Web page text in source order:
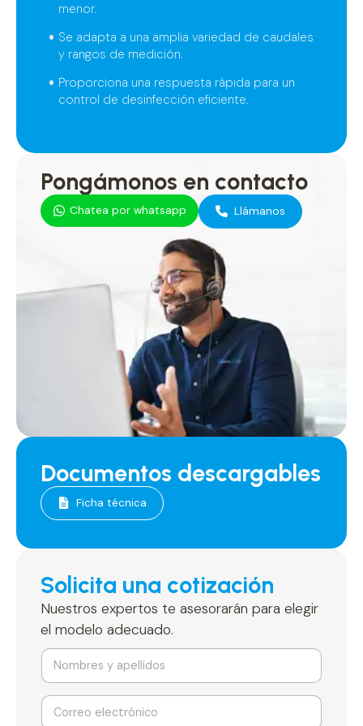
menor.
Se adapta a una amplia variedad de caudales
y rangos de medición.
Proporciona una respuesta rápida para un
control de desinfección eficiente.
Pongámonos en contacto
Chatea por whatsapp Llámanos
Documentos descargables
Ficha técnica
Solicita una cotización
Nuestros expertos te asesorarán para elegir
el modelo adecuado.
N
m
b
y
C